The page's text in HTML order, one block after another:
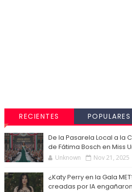
RECIENTES POPULARES
De la Pasarela Local a la
de Fátima Bosch en Miss
Unknown Nov 21, 2025
¿Katy Perry en la Gala
creadas por IA